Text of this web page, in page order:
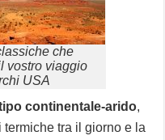
che
vostro viaggio
USA
continentale-arido,
tra il giorno e la